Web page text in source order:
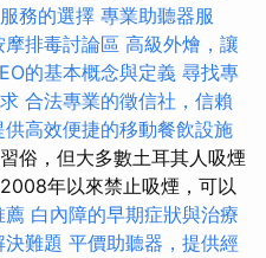
務的選擇 專業助聽器服
摩排毒討論區 高級外燴，讓
的基本概念與定義 尋找專
合法專業的徵信社，信賴
高效便捷的移動餐飲設施
俗，但大多數土耳其人吸煙
年以來禁止吸煙，可以
薦 白內障的早期症狀與治療
決難題 平價助聽器，提供經